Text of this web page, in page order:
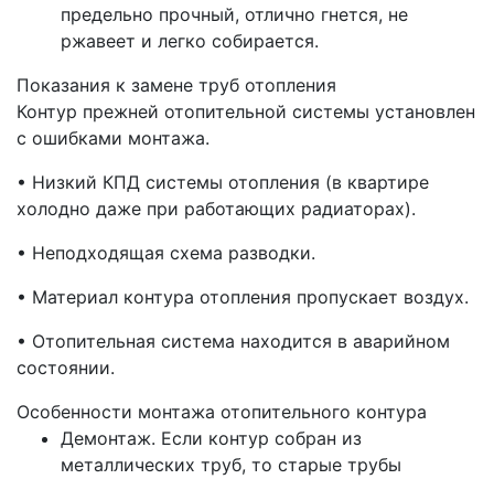
предельно прочный, отлично гнется, не
ржавеет и легко собирается.
Показания к замене труб отопления
Контур прежней отопительной системы установлен
с ошибками монтажа.
• Низкий КПД системы отопления (в квартире
холодно даже при работающих радиаторах).
• Неподходящая схема разводки.
• Материал контура отопления пропускает воздух.
• Отопительная система находится в аварийном
состоянии.
Особенности монтажа отопительного контура
Демонтаж. Если контур собран из
металлических труб, то старые трубы